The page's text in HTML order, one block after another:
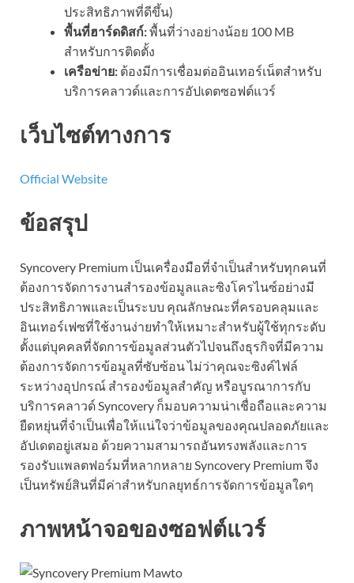
ประสิทธิภาพที่ดีขึ้น)
พื้นที่ฮาร์ดดิสก์:พื้นที่ว่างอย่างน้อย 100 MB
สำหรับการติดตั้ง
เครือข่าย: ต้องมีการเชื่อมต่ออินเทอร์เน็ตสำหรับ
บริการคลาวด์และการอัปเดตซอฟต์แวร์
เว็บไซต์ทางการ
Official Website
ข้อสรุป
Syncovery Premium เป็นเครื่องมือที่จำเป็นสำหรับทุกคนที่
ต้องการจัดการงานสำรองข้อมูลและซิงโครไนซ์อย่างมี
ประสิทธิภาพและเป็นระบบ คุณลักษณะที่ครอบคลุมและ
อินเทอร์เฟซที่ใช้งานง่ายทำให้เหมาะสำหรับผู้ใช้ทุกระดับ
ตั้งแต่บุคคลที่จัดการข้อมูลส่วนตัวไปจนถึงธุรกิจที่มีความ
ต้องการจัดการข้อมูลที่ซับซ้อน ไม่ว่าคุณจะซิงค์ไฟล์
ระหว่างอุปกรณ์ สำรองข้อมูลสำคัญ หรือบูรณาการกับ
บริการคลาวด์ Syncovery ก็มอบความน่าเชื่อถือและความ
ยืดหยุ่นที่จำเป็นเพื่อให้แน่ใจว่าข้อมูลของคุณปลอดภัยและ
อัปเดตอยู่เสมอ ด้วยความสามารถอันทรงพลังและการ
รองรับแพลตฟอร์มที่หลากหลาย Syncovery Premium จึง
เป็นทรัพย์สินที่มีค่าสำหรับกลยุทธ์การจัดการข้อมูลใดๆ
ภาพหน้าจอของซอฟต์แวร์